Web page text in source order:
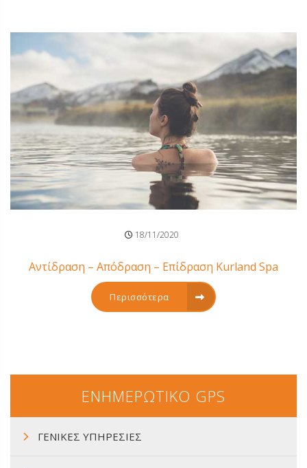
18/11/2020
Αντίδραση – Απόδραση – Επίδραση Kurland Spa
Περισσότερα
ΕΝΗΜΕΡΩΤΙΚΟ GPS
ΓΕΝΙΚΕΣ ΥΠΗΡΕΣΙΕΣ